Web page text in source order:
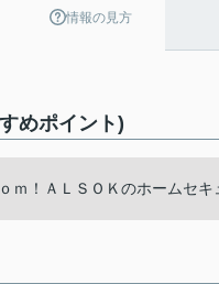
情報の見方
めポイント)
ｍ！ＡＬＳＯＫのホームセキ